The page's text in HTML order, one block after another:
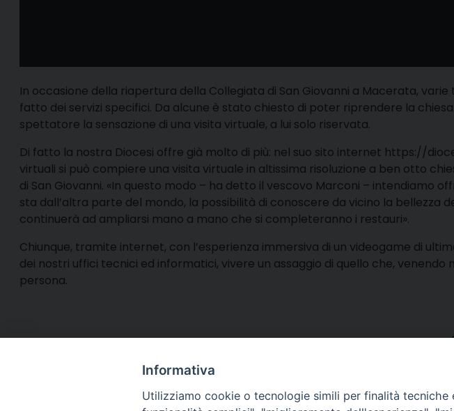
In occasione della riapertura della Collegiata di San Giovanni a Macerata, varie
fatto dei servizi specifici. Da alcune è stato chiesto di poter riprendere la
spettatore la sensazione di una visita virtuale, a lui solo riservata.
Di fatto la nostra Diocesi offre già molto di più: nel suo sito internet https://
virtuali si può compiere una visita virtuale in altissima risoluzione a ben otto
di San Giovanni. «In questo modo – ha detto il vescovo Marconi – intendiamo
sta dall’altra parte del mondo, la possibilità di conoscere da vicino la bellezza
continuerà ad ampliarsi mano a mano che si completeranno i restauri».
Chiunque, tramite internet, con l’esperienza immersiva di un videogame di
dei nostri uffici tecnici ed informatici, vivere un assaggio di quello che,
persona.
Informativa
Utilizziamo cookie o tecnologie simili per finalità